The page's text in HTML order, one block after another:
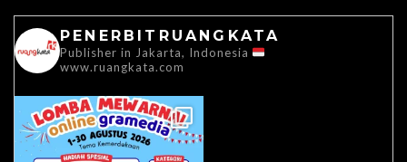
PENERBITRUANGKATA
Publisher in Jakarta, Indonesia
www.ruangkata.com